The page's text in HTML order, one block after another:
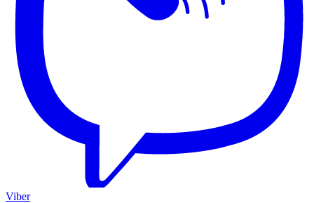
Viber